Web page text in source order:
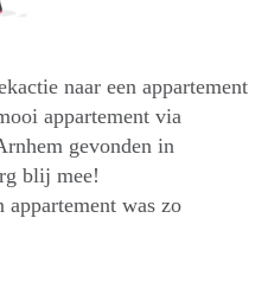
naar een appartement
appartement via
gevonden in
blij mee!
appartement was zo